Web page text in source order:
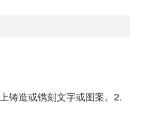
铸造或镌刻文字或图案。2.